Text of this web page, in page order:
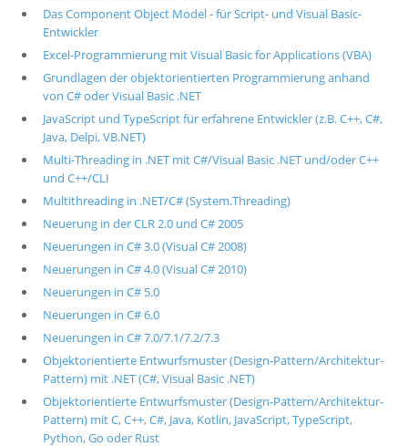
Das Component Object Model - für Script- und Visual Basic-
Entwickler
Excel-Programmierung mit Visual Basic for Applications (VBA)
Grundlagen der objektorientierten Programmierung anhand
von C# oder Visual Basic .NET
JavaScript und TypeScript für erfahrene Entwickler (z.B. C++, C#,
Java, Delpi, VB.NET)
Multi-Threading in .NET mit C#/Visual Basic .NET und/oder C++
und C++/CLI
Multithreading in .NET/C# (System.Threading)
Neuerung in der CLR 2.0 und C# 2005
Neuerungen in C# 3.0 (Visual C# 2008)
Neuerungen in C# 4.0 (Visual C# 2010)
Neuerungen in C# 5.0
Neuerungen in C# 6.0
Neuerungen in C# 7.0/7.1/7.2/7.3
Objektorientierte Entwurfsmuster (Design-Pattern/Architektur-
Pattern) mit .NET (C#, Visual Basic .NET)
Objektorientierte Entwurfsmuster (Design-Pattern/Architektur-
Pattern) mit C, C++, C#, Java, Kotlin, JavaScript, TypeScript,
Python, Go oder Rust